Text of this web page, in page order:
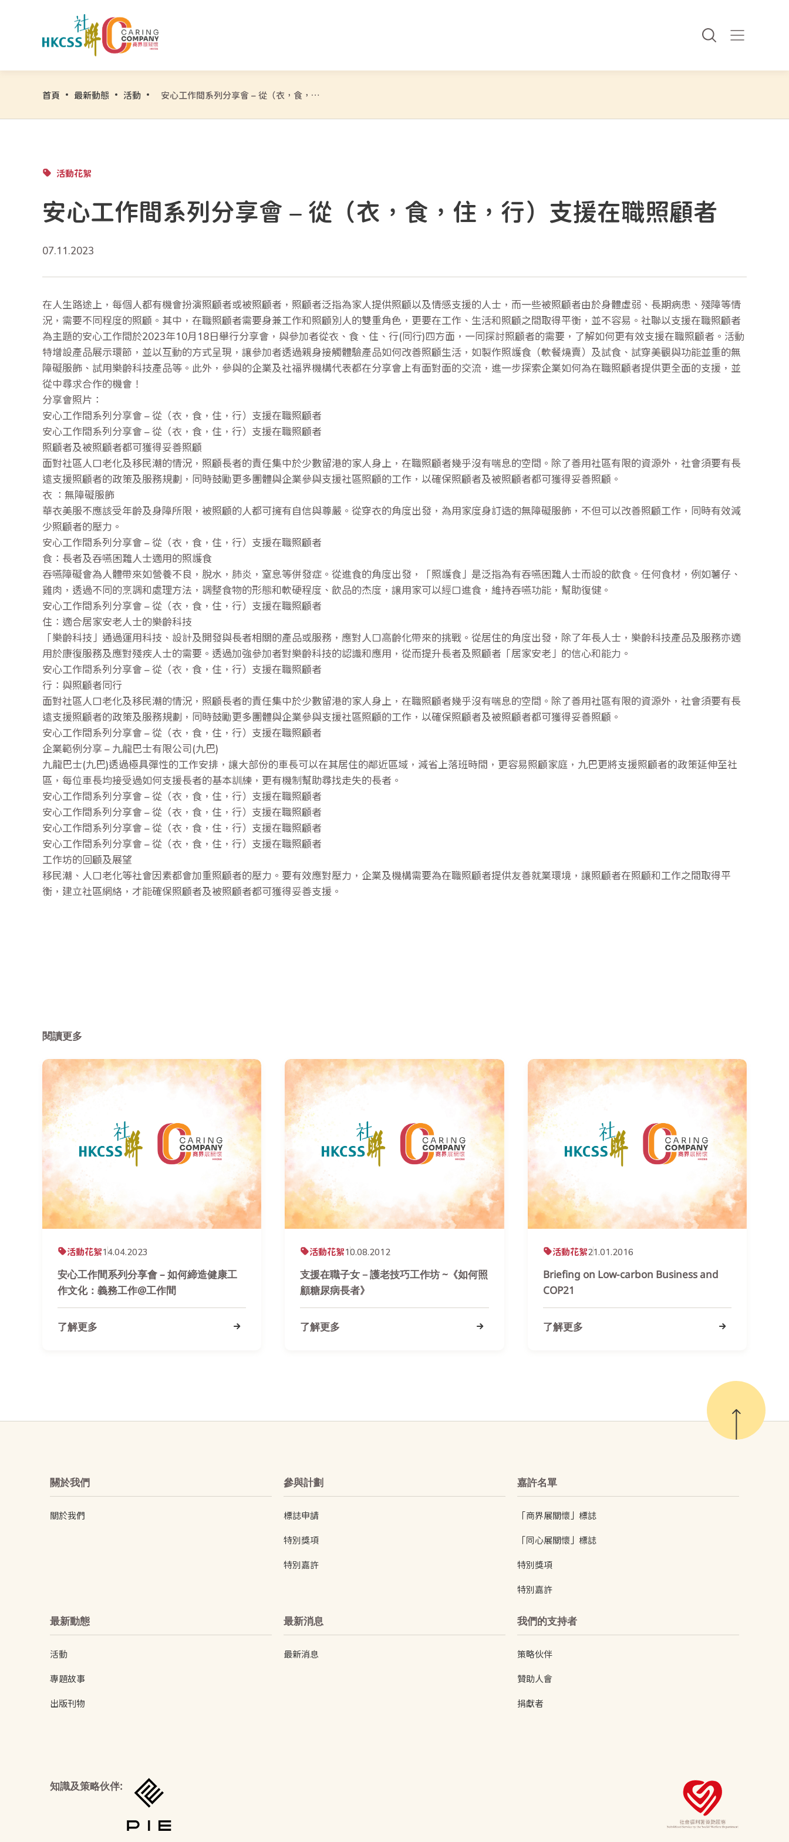
首頁 最新動態 活動 安心工作間系列分享會 – 從（衣，食，住，行）支援在職照顧者
活動花絮
安心工作間系列分享會 – 從（衣，食，住，行）支援在職照顧者
07.11.2023
在人生路途上，每個人都有機會扮演照顧者或被照顧者，照顧者泛指為家人提供照顧以及情感支援的人士，而一些被照顧者由於身體虛弱、長期病患、殘障等情
況，需要不同程度的照顧。其中，在職照顧者需要身兼工作和照顧別人的雙重角色，更要在工作、生活和照顧之間取得平衡，並不容易。社聯以支援在職照顧者
為主題的安心工作間於2023年10月18日舉行分享會，與參加者從衣、食、住、行(同行)四方面，一同探討照顧者的需要，了解如何更有效支援在職照顧者。活動
特增設產品展示環節，並以互動的方式呈現，讓參加者透過親身接觸體驗產品如何改善照顧生活，如製作照護食（軟餐燒賣）及試食、試穿美觀與功能並重的無
障礙服飾、試用樂齡科技產品等。此外，參與的企業及社福界機構代表都在分享會上有面對面的交流，進一步探索企業如何為在職照顧者提供更全面的支援，並
從中尋求合作的機會！
分享會照片：
安心工作間系列分享會 – 從（衣，食，住，行）支援在職照顧者
安心工作間系列分享會 – 從（衣，食，住，行）支援在職照顧者
照顧者及被照顧者都可獲得妥善照顧
面對社區人口老化及移民潮的情況，照顧長者的責任集中於少數留港的家人身上，在職照顧者幾乎沒有喘息的空間。除了善用社區有限的資源外，社會須要有長
遠支援照顧者的政策及服務規劃，同時鼓勵更多團體與企業參與支援社區照顧的工作，以確保照顧者及被照顧者都可獲得妥善照顧。
衣 ：無障礙服飾
華衣美服不應該受年齡及身障所限，被照顧的人都可擁有自信與尊嚴。從穿衣的角度出發，為用家度身訂造的無障礙服飾，不但可以改善照顧工作，同時有效減
少照顧者的壓力。
安心工作間系列分享會 – 從（衣，食，住，行）支援在職照顧者
食：長者及吞嚥困難人士適用的照護食
吞嚥障礙會為人體帶來如營養不良，脫水，肺炎，窒息等併發症。從進食的角度出發，「照護食」是泛指為有吞嚥困難人士而設的飲食。任何食材，例如薯仔、
雞肉，透過不同的烹調和處理方法，調整食物的形態和軟硬程度、飲品的杰度，讓用家可以經口進食，維持吞嚥功能，幫助復健。
安心工作間系列分享會 – 從（衣，食，住，行）支援在職照顧者
住：適合居家安老人士的樂齡科技
「樂齡科技」通過運用科技、設計及開發與長者相關的產品或服務，應對人口高齡化帶來的挑戰。從居住的角度出發，除了年長人士，樂齡科技產品及服務亦適
用於康復服務及應對殘疾人士的需要。透過加強參加者對樂齡科技的認識和應用，從而提升長者及照顧者「居家安老」的信心和能力。
安心工作間系列分享會 – 從（衣，食，住，行）支援在職照顧者
行：與照顧者同行
面對社區人口老化及移民潮的情況，照顧長者的責任集中於少數留港的家人身上，在職照顧者幾乎沒有喘息的空間。除了善用社區有限的資源外，社會須要有長
遠支援照顧者的政策及服務規劃，同時鼓勵更多團體與企業參與支援社區照顧的工作，以確保照顧者及被照顧者都可獲得妥善照顧。
安心工作間系列分享會 – 從（衣，食，住，行）支援在職照顧者
企業範例分享 – 九龍巴士有限公司(九巴)
九龍巴士(九巴)透過極具彈性的工作安排，讓大部份的車長可以在其居住的鄰近區域，減省上落班時間，更容易照顧家庭，九巴更將支援照顧者的政策延伸至社
區，每位車長均接受過如何支援長者的基本訓練，更有機制幫助尋找走失的長者。
安心工作間系列分享會 – 從（衣，食，住，行）支援在職照顧者
安心工作間系列分享會 – 從（衣，食，住，行）支援在職照顧者
安心工作間系列分享會 – 從（衣，食，住，行）支援在職照顧者
安心工作間系列分享會 – 從（衣，食，住，行）支援在職照顧者
工作坊的回顧及展望
移民潮、人口老化等社會因素都會加重照顧者的壓力。要有效應對壓力，企業及機構需要為在職照顧者提供友善就業環境，讓照顧者在照顧和工作之間取得平
衡，建立社區網絡，才能確保照顧者及被照顧者都可獲得妥善支援。
閱讀更多
活動花絮14.04.2023
安心工作間系列分享會 – 如何締造健康工
作文化：義務工作@工作間
了解更多
活動花絮10.08.2012
支援在職子女－護老技巧工作坊 ~《如何照
顧糖尿病長者》
了解更多
活動花絮21.01.2016
Briefing on Low-carbon Business and
COP21
了解更多
關於我們
關於我們
參與計劃
標誌申請
特別獎項
特別嘉許
嘉許名單
「商界展關懷」標誌
「同心展關懷」標誌
特別獎項
特別嘉許
最新動態
活動
專題故事
出版刊物
最新消息
最新消息
我們的支持者
策略伙伴
贊助人會
捐獻者
知識及策略伙伴: